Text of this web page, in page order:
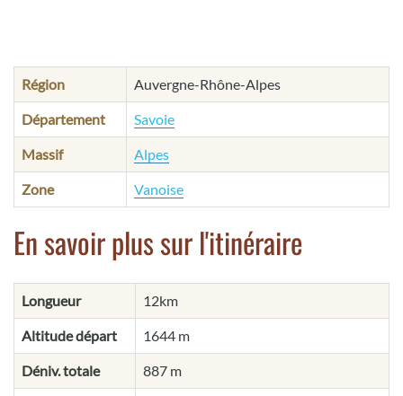
Région Auvergne-Rhône-Alpes
Département Savoie
Massif Alpes
Zone Vanoise
En savoir plus sur l'itinéraire
Longueur 12km
Altitude départ 1644 m
Déniv. totale 887 m